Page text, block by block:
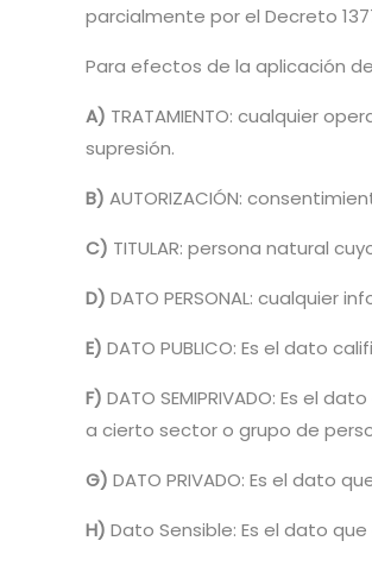
parcialmente por el Decreto
Para efectos de la aplicación
A) TRATAMIENTO: cualquier
supresión.
B) AUTORIZACIÓN:
C) TITULAR: persona natural
D) DATO PERSONAL:
E) DATO PUBLICO: Es el dato
F) DATO SEMIPRIVADO: Es el
a cierto sector o grupo de
G) DATO PRIVADO: Es el dato
H) Dato Sensible: Es el dato